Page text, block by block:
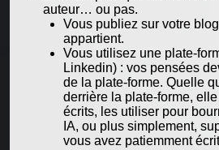
auteur… ou pas.
Vous publiez sur votre
appartient.
Vous utilisez une plate-
Linkedin) : vos pensées
de la plate-forme. Quelle
derrière la plate-forme,
écrits, les utiliser pour
IA, ou plus simplement,
vous avez patiemment